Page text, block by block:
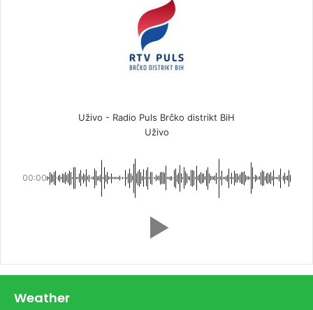
Uživo - Radio Puls Brčko distrikt BiH
Uživo
00:00
Weather